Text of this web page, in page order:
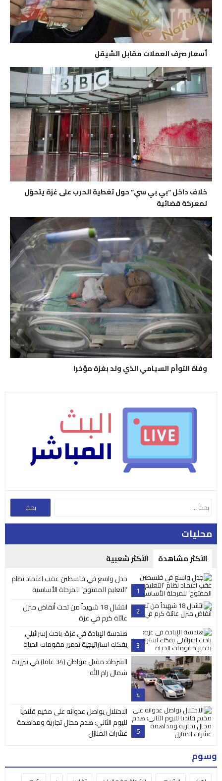
أسعار صرف العملات مقابل الشيقل
خلاف داخل “بي بي سي” حول تغطية الحرب على غزة يتحوّل
لمعركة قضائية
وفاة التوأم السيامي الذي ولد بغزة مؤخرا
محليات
الأكثر مشاهدة الأكثر شعبية
1
جدل واسع في فلسطين عقب اعتماد نظام
‘التعليم المفتوح’ للمرحلة الأساسية
2
انتشال 18 شهيداً من تحت أنقاض منزل
عائلة كرم في غزة
3
هندسة الإبادة في غزة: باحث إسرائيلي
يفكك استراتيجية تدمير مقومات الحياة
4
الشرطة: مقتل مواطن (34 عاما) في بيرزيت
شمال رام الله
5
الاحتلال يواصل عدوانه على مخيم قلنديا
لليوم الثاني: هدم محال تجارية ومداهمة
عشرات المنازل
وسوم